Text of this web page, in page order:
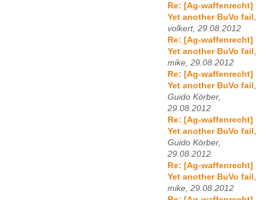
Re: [Ag-waffenrecht]
Yet another BuVo fail ,
volkert, 29.08.2012
Re: [Ag-waffenrecht]
Yet another BuVo fail ,
mike, 29.08.2012
Re: [Ag-waffenrecht]
Yet another BuVo fail ,
Guido Körber,
29.08.2012
Re: [Ag-waffenrecht]
Yet another BuVo fail ,
Guido Körber,
29.08.2012
Re: [Ag-waffenrecht]
Yet another BuVo fail ,
mike, 29.08.2012